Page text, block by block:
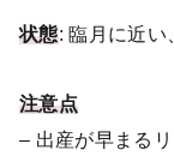
状態: 臨月に近い
注意点
– 出産が早まる